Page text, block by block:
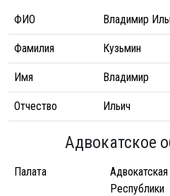
ФИО Владимир
Фамилия Кузьмин
Имя Владимир
Отчество Ильич
Адвокатское
Палата
Республики